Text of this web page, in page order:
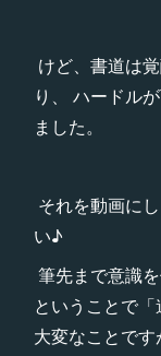
けど、書道は
り、 ハードル
ました。
それを動画に
い♪
筆先まで意識
ということで
大変なことで